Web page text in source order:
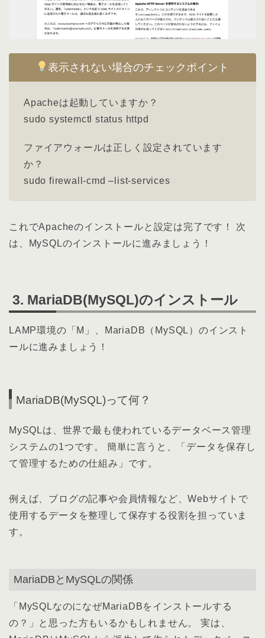
表示されない場合のチェックポイント
Apacheは起動していますか？
sudo systemctl status httpd
ファイアウォールは正しく設定されています
か？
sudo firewall-cmd –list-services
これでApacheのインストールと設定は完了です！ 次
は、MySQLのインストールに進みましょう！
3. MariaDB(MySQL)のインストール
LAMP環境の「M」、MariaDB（MySQL）のインスト
ールに進みましょう！
MariaDB(MySQL)って何？
MySQLは、世界で最も使われているデータベース管理
システムの1つです。 簡単に言うと、「データを保存し
て管理するための仕組み」です。
例えば、ブログの記事や会員情報など、Webサイトで
使用するデータを整理して保存する役割を担っていま
す。
MariaDBとMySQLの関係
「MySQLなのになぜMariaDBをインストールする
の？」と思った方もいるかもしれません。 実は、